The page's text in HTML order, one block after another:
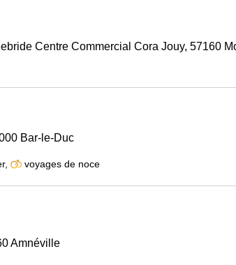
Centre Commercial Cora Jouy, 57160
Bar-le-Duc
, voyages de noce
Amnéville